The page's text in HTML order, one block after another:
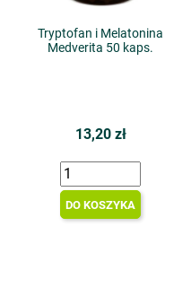
Tryptofan i Melatonina
Medverita 50 kaps.
13,20 zł
DO KOSZYKA